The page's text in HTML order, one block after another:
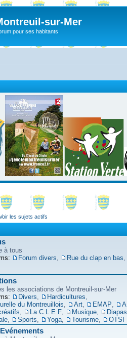
sur-Mer
pour ses habitants
les sujets actifs
à tous
Forum divers, Rue du clap en bas,
les associations de Montreuil-sur-Mer
Divers, Hardicultures,
du Montreuillois, Art, EMAP,
, La C L E F, Musique,
, Sports, Yoga, Tourisme, OTSI